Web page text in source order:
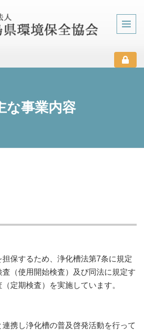
な事業内容
保するため、浄化槽法第7条に規定
（使用開始検査）及び同法に規定す
定期検査）を実施しています。
携し浄化槽の普及啓発活動を行って